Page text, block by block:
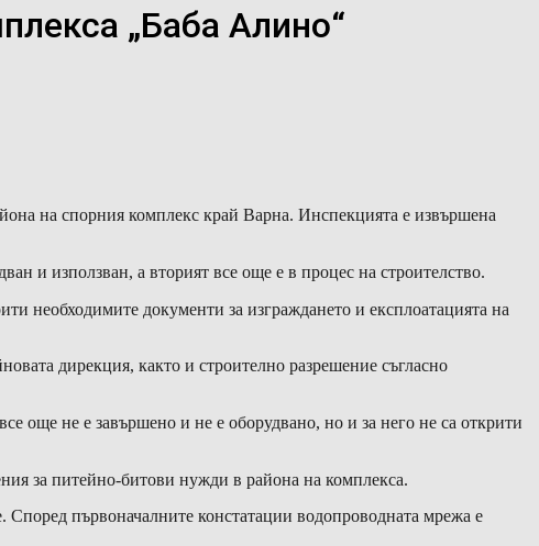
„Баба Алино“
на спорния комплекс край Варна. Инспекцията е извършена
и използван, а вторият все още е в процес на строителство.
необходимите документи за изграждането и експлоатацията на
дирекция, както и строително разрешение съгласно
още не е завършено и не е оборудвано, но и за него не са открити
за питейно-битови нужди в района на комплекса.
Според първоначалните констатации водопроводната мрежа е